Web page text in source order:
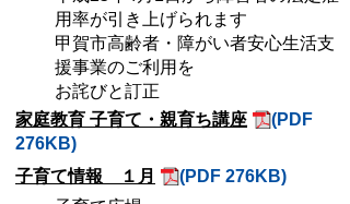
用率が引き上げられます
甲賀市高齢者・障がい者安心生活支
援事業のご利用を
お詫びと訂正
家庭教育 子育て・親育ち講座
(PDF
276KB)
子育て情報 １月
(PDF 276KB)